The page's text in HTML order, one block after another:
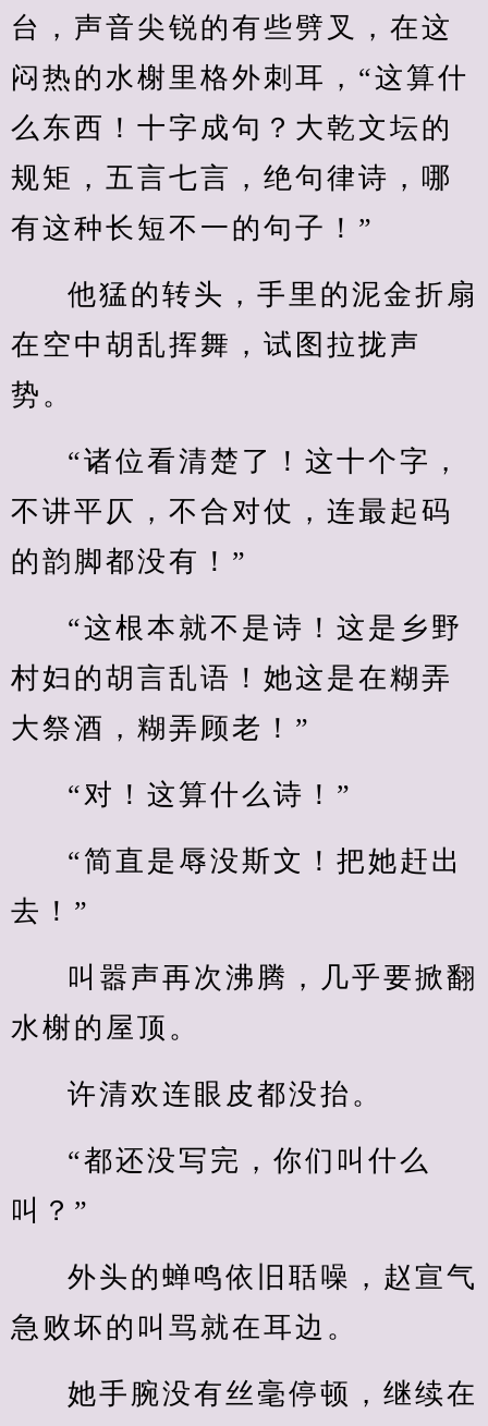
台，声音尖锐的有些劈叉，在这
闷热的水榭里格外刺耳，“这算什
么东西！十字成句？大乾文坛的
规矩，五言七言，绝句律诗，哪
有这种长短不一的句子！”
他猛的转头，手里的泥金折扇
在空中胡乱挥舞，试图拉拢声
势。
“诸位看清楚了！这十个字，
不讲平仄，不合对仗，连最起码
的韵脚都没有！”
“这根本就不是诗！这是乡野
村妇的胡言乱语！她这是在糊弄
大祭酒，糊弄顾老！”
“对！这算什么诗！”
“简直是辱没斯文！把她赶出
去！”
叫嚣声再次沸腾，几乎要掀翻
水榭的屋顶。
许清欢连眼皮都没抬。
“都还没写完，你们叫什么
叫？”
外头的蝉鸣依旧聒噪，赵宣气
急败坏的叫骂就在耳边。
她手腕没有丝毫停顿，继续在